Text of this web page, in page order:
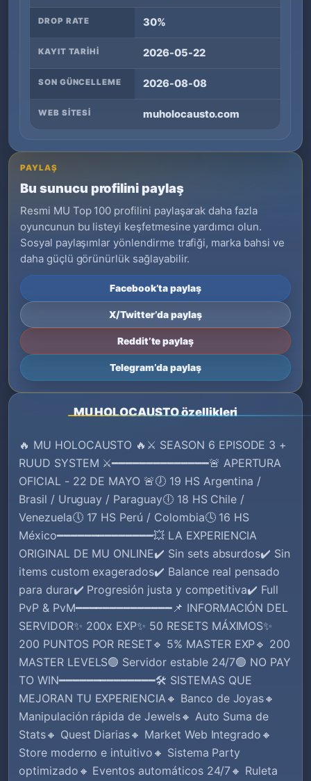
DROP RATE 30%
KAYIT TARIHI 2026-05-22
SON GÜNCELLEME 2026-08-08
WEB SITESI muholocausto.com
PAYLAŞ
Bu sunucu profilini paylaş
Resmi MU Top 100 profilini paylaşarak daha fazla
oyuncunun bu listeyi keşfetmesine yardımcı olun.
Sosyal paylaşımlar yönlendirme trafiği, marka bahsi ve
daha güçlü görünürlük sağlayabilir.
Facebook’ta paylaş
X/Twitter’da paylaş
Reddit’te paylaş
Telegram’da paylaş
MU HOLOCAUSTO özellikleri
🔥 MU HOLOCAUSTO 🔥⚔️ SEASON 6 EPISODE 3 +
RUUD SYSTEM ⚔️━━━━━━━━━━━━━━🚨 APERTURA
OFICIAL - 22 DE MAYO 🚨🕖 19 HS Argentina /
Brasil / Uruguay / Paraguay🕕 18 HS Chile /
Venezuela🕔 17 HS Perú / Colombia🕓 16 HS
México━━━━━━━━━━━━━━💥 LA EXPERIENCIA
ORIGINAL DE MU ONLINE✔️ Sin sets absurdos✔️ Sin
items custom exagerados✔️ Balance real pensado
para durar✔️ Progresión justa y competitiva✔️ Full
PvP & PvM━━━━━━━━━━━━━━📌 INFORMACIÓN DEL
SERVIDOR✨ 200x EXP✨ 50 RESETS MÁXIMOS✨
200 PUNTOS POR RESET🔹 5% MASTER EXP🔹 200
MASTER LEVELS🟢 Servidor estable 24/7🟢 NO PAY
TO WIN━━━━━━━━━━━━━━🛠️ SISTEMAS QUE
MEJORAN TU EXPERIENCIA🔸 Banco de Joyas🔸
Manipulación rápida de Jewels🔸 Auto Suma de
Stats🔸 Quest Diarias🔸 Market Web Integrado🔸
Store moderno e intuitivo🔸 Sistema Party
optimizado🔸 Eventos automáticos 24/7🔸 Ruleta